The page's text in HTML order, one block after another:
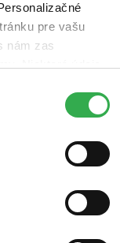
pre vašu
nám zas
Ďakujeme!